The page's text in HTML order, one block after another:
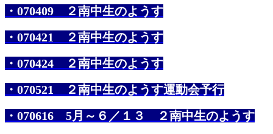
・070409 ２南中生のようす
・070421 ２南中生のようす
・070424 ２南中生のようす
・070521 ２南中生のようす運動会予行
・070616 5月～６／１３ ２南中生のようす